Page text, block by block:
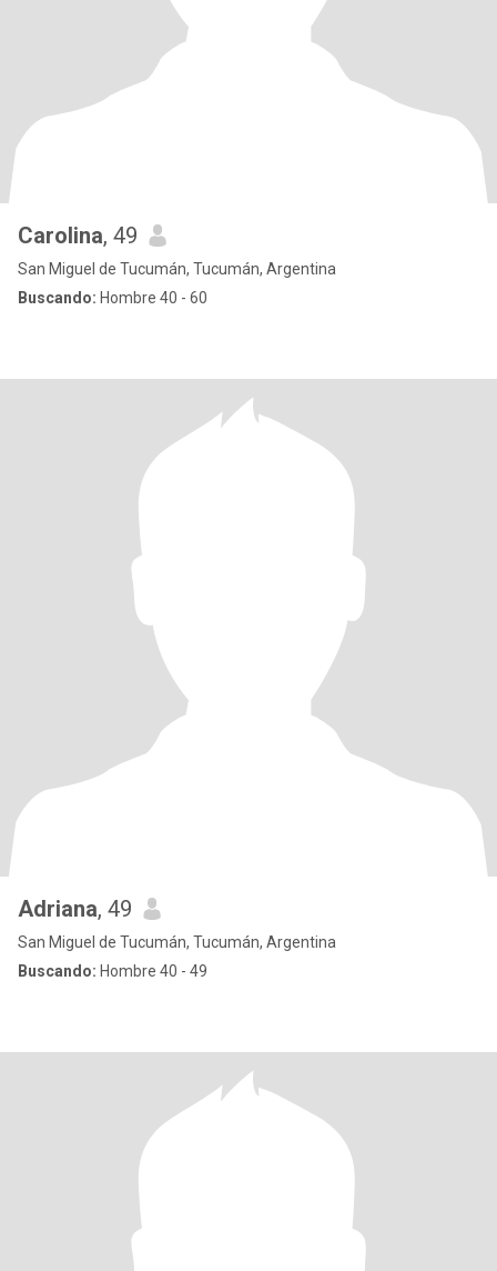
Carolina, 49
San Miguel de Tucumán, Tucumán, Argentina
Buscando: Hombre 40 - 60
Adriana, 49
San Miguel de Tucumán, Tucumán, Argentina
Buscando: Hombre 40 - 49